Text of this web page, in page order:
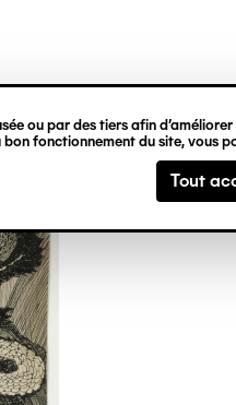
ou par des tiers afin
bon fonctionnement du site, vous
Tout